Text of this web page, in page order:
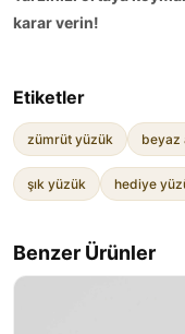
karar verin!
Etiketler
zümrüt yüzük beyaz
şık yüzük hediye
Benzer Ürünler